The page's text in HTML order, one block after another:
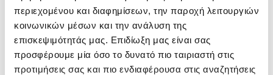
περιεχομένου και διαφημίσεων, την παροχή λειτουργιών
κοινωνικών μέσων και την ανάλυση της
επισκεψιμότητάς μας. Επιδίωξη μας είναι σας
προσφέρουμε μία όσο το δυνατό πιο ταιριαστή στις
προτιμήσεις σας και πιο ενδιαφέρουσα στις αναζητήσεις